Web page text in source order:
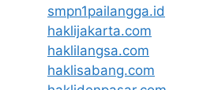
smpn1pailangga.id
haklijakarta.com
haklilangsa.com
haklisabang.com